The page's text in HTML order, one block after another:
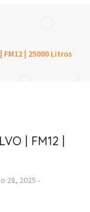
| 25000 Litros
| FM12 |
28, 2025 -